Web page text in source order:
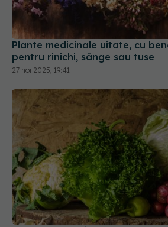
Plante medicinale uitate, cu
pentru rinichi, sânge sau tuse
27 noi 2025, 19:41
Leguma care distruge cancerul
celulele. Curăță corpul de toxine